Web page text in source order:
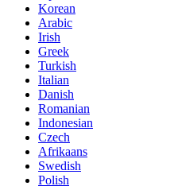
Korean
Arabic
Irish
Greek
Turkish
Italian
Danish
Romanian
Indonesian
Czech
Afrikaans
Swedish
Polish